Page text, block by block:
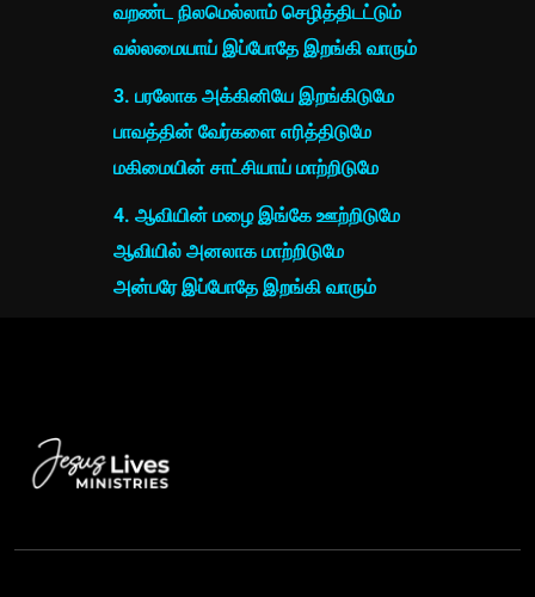
வறண்ட நிலமெல்லாம் செழித்திடட்டும்
வல்லமையாய் இப்போதே இறங்கி வாரும்
3. பரலோக அக்கினியே இறங்கிடுமே
பாவத்தின் வேர்களை எரித்திடுமே
மகிமையின் சாட்சியாய் மாற்றிடுமே
4. ஆவியின் மழை இங்கே ஊற்றிடுமே
ஆவியில் அனலாக மாற்றிடுமே
அன்பரே இப்போதே இறங்கி வாரும்